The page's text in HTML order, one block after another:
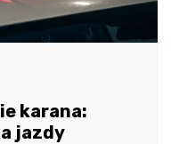
karana:
jazdy